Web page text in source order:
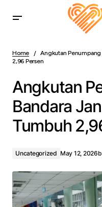
Tumbuh 2,96 Persen
Home
Angkutan
2,96 Persen
Angkutan
Bandara
Tumbuh
Uncategorized May 12, 2026